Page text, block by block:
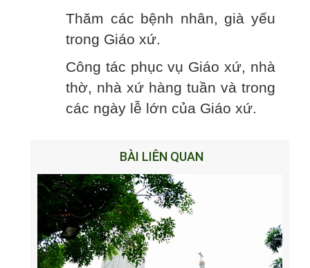
Thăm các bệnh nhân, già yếu
trong Giáo xứ.
Công tác phục vụ Giáo xứ, nhà
thờ, nhà xứ hàng tuần và trong
các ngày lễ lớn của Giáo xứ.
BÀI LIÊN QUAN